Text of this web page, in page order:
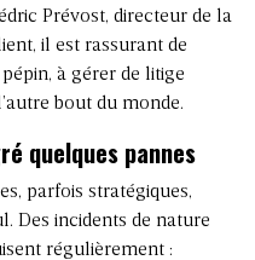
Prévost, directeur de la
il est rassurant de
pépin, à gérer de litige
bout du monde.
quelques pannes
parfois stratégiques,
Des incidents de nature
régulièrement :